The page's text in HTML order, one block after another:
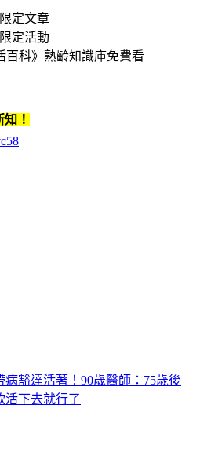
定文章
定活動
百科》熟齡知識庫免費看
！
豁達活著！90歲醫師：75歲後
活下去就行了